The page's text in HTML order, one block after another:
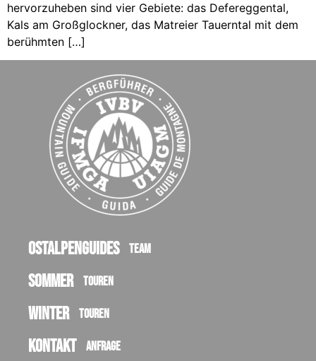
hervorzuheben sind vier Gebiete: das Defereggental,
Kals am Großglockner, das Matreier Tauerntal mit dem
berühmten […]
Ostalpenguides Team
Sommer Touren
Winter Touren
Kontakt Anfrage